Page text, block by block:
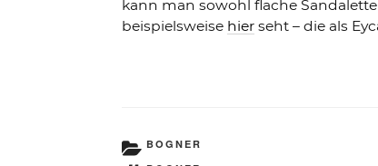
kann man sowohl flache
beispielsweise hierseht – die als
KATEGORIEN
BOGNER